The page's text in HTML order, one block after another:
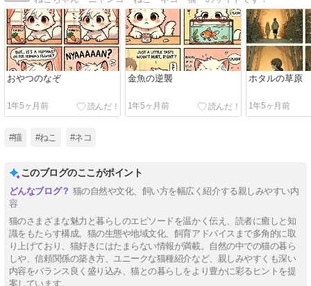
おやつのなぞ
1年5ヶ月前
金魚の逆襲
1年5ヶ月前
ホタルの草原
1年5ヶ月前
#猫 #ねこ #ネコ
このブログのここがポイント
猫の自然や文化、飼い方を幅広く紹介する親しみやすい内
容
猫のさまざまな魅力と暮らしのエピソードを温かく伝え、読者に癒しと知
識をもたらす構成。猫の生態や地域文化、飼育アドバイスまで多角的に取
り上げており、猫好きにはたまらない情報が満載。自然の中での猫の暮ら
しや、信頼関係の築き方、ユニークな猫種紹介など、親しみやすくも深い
内容をバランス良く盛り込み、猫との暮らしをより豊かに彩るヒントを提
案しています。